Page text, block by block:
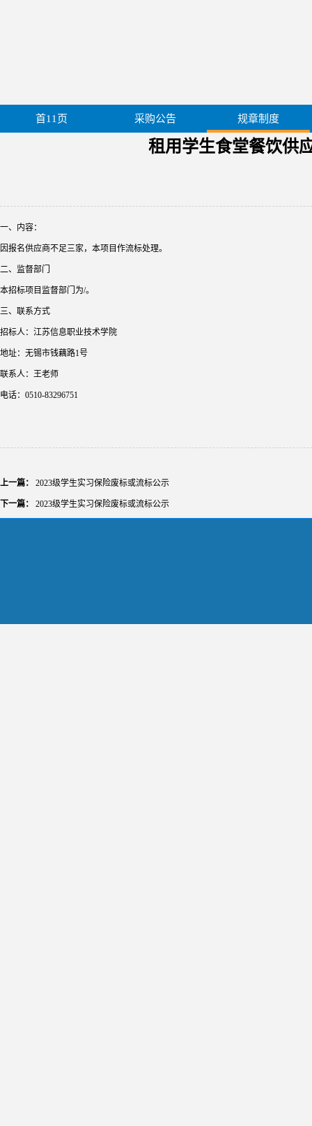
首11页 采购公告 规章制度
租用学生食堂餐饮供
一、内容：
因报名供应商不足三家，本项目作流标处理。
二、监督部门
本招标项目监督部门为/。
三、联系方式
招标人：江苏信息职业技术学院
地址：无锡市钱藕路1号
联系人：王老师
电话：0510-83296751
上一篇： 2023级学生实习保险废标或流标公示
下一篇： 2023级学生实习保险废标或流标公示